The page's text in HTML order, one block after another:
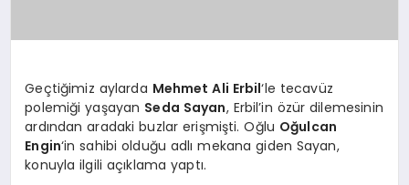
Geçtiğimiz aylarda Mehmet Ali Erbil‘le tecavüz
polemiği yaşayan Seda Sayan, Erbil’in özür dilemesinin
ardından aradaki buzlar erişmişti. Oğlu Oğulcan
Engin‘in sahibi olduğu adlı mekana giden Sayan,
konuyla ilgili açıklama yaptı.